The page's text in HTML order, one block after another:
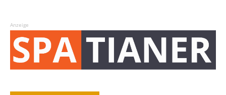
Anzeige